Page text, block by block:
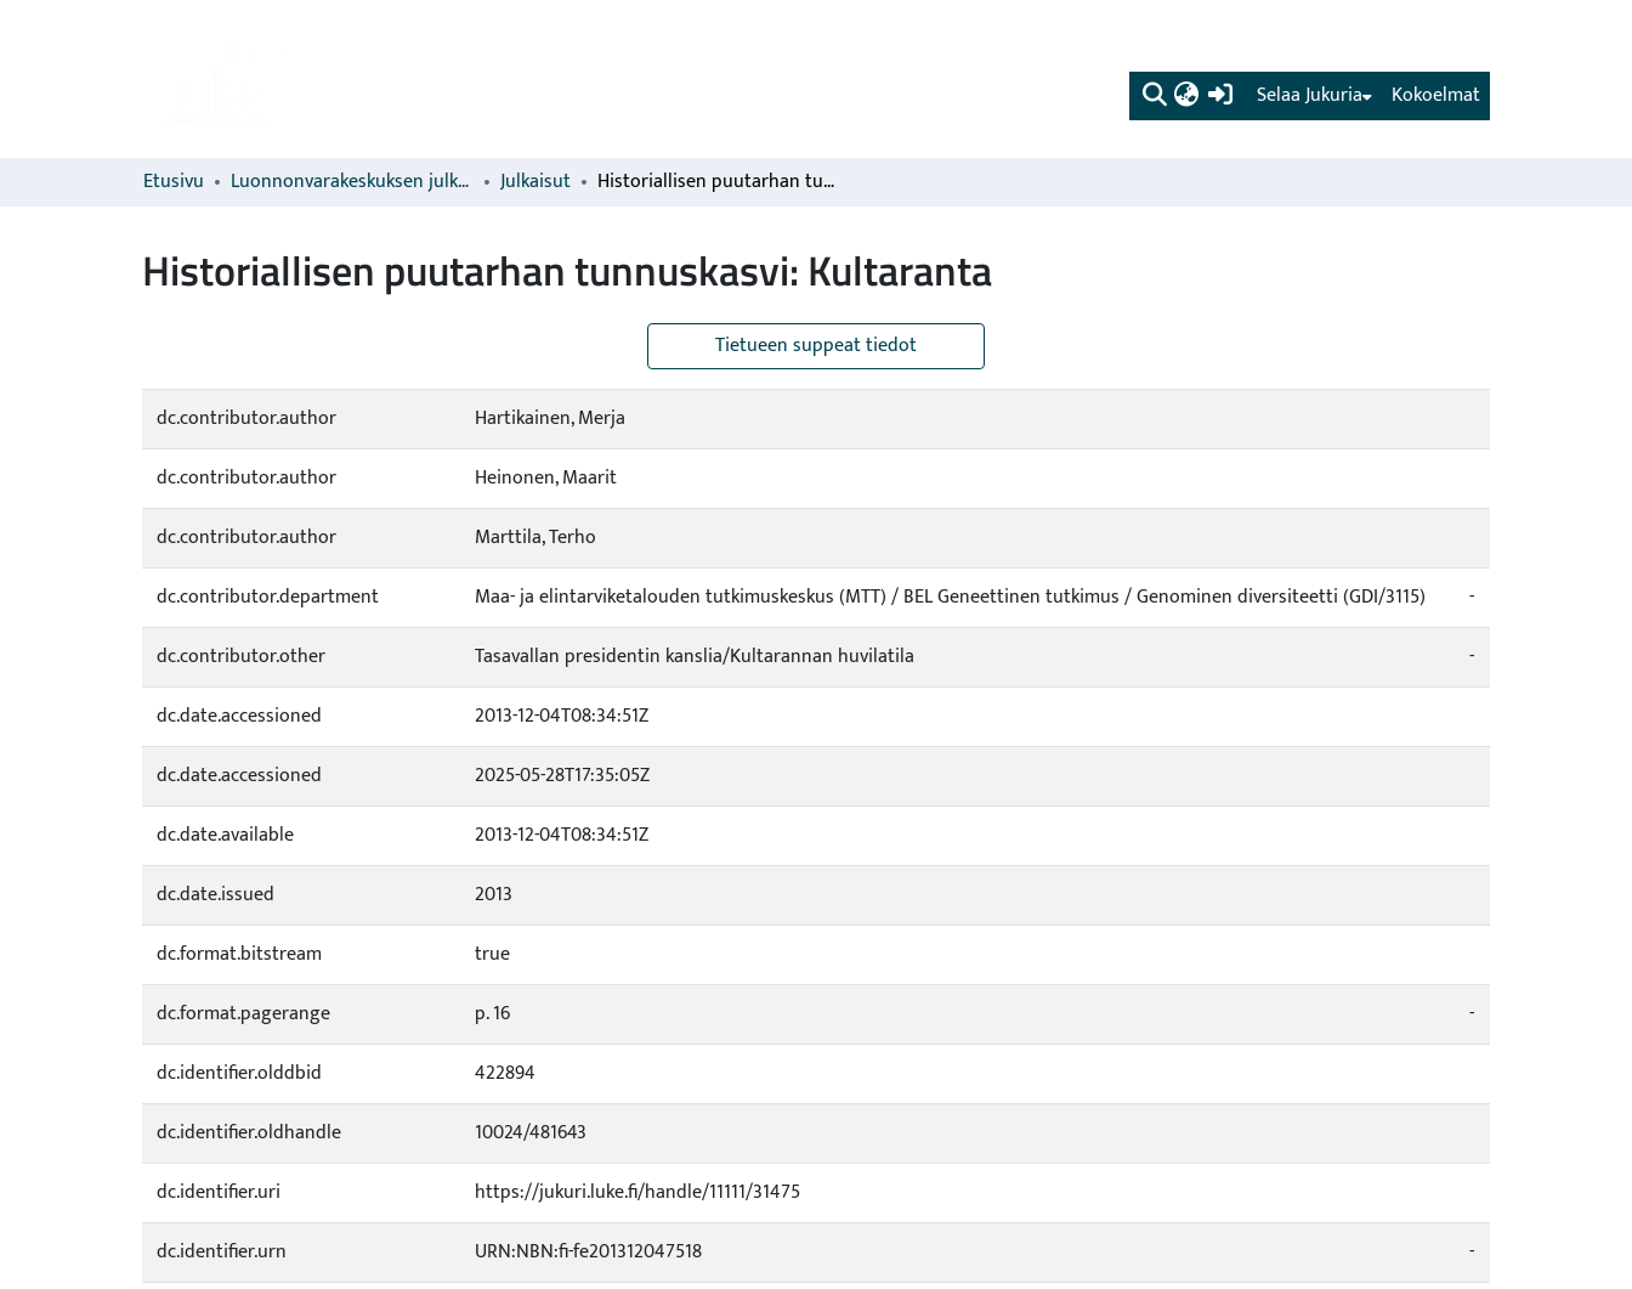
(current) Kokoelmat
Selaa Jukuria
Etusivu Luonnonvarakeskuksen julkaisut Julkaisut Historiallisen puutarhan tunnuskasvi: Kultaranta
Historiallisen puutarhan tunnuskasvi: Kultaranta
Tietueen suppeat tiedot
dc.contributor.author
Hartikainen, Merja
dc.contributor.author
Heinonen, Maarit
dc.contributor.author
Marttila, Terho
dc.contributor.department
Maa- ja elintarviketalouden tutkimuskeskus (MTT) / BEL Geneettinen tutkimus / Genominen diversiteetti (GDI/3115)
-
dc.contributor.other
Tasavallan presidentin kanslia/Kultarannan huvilatila
-
dc.date.accessioned
2013-12-04T08:34:51Z
dc.date.accessioned
2025-05-28T17:35:05Z
dc.date.available
2013-12-04T08:34:51Z
dc.date.issued
2013
dc.format.bitstream
true
dc.format.pagerange
p. 16
-
dc.identifier.olddbid
422894
dc.identifier.oldhandle
10024/481643
dc.identifier.uri
https://jukuri.luke.fi/handle/11111/31475
dc.identifier.urn
URN:NBN:fi-fe201312047518
-